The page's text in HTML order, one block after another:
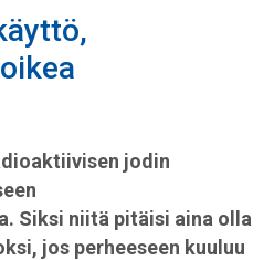
jodin
Siksi niitä pitäisi aina olla
jos perheeseen kuuluu